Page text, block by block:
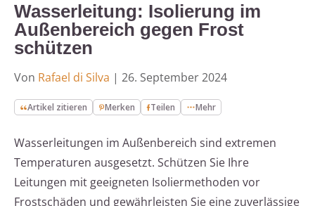
Wasserleitung: Isolierung im
Außenbereich gegen Frost
schützen
Von Rafael di Silva | 26. September 2024
Artikel zitieren Merken Teilen Mehr
Wasserleitungen im Außenbereich sind extremen
Temperaturen ausgesetzt. Schützen Sie Ihre
Leitungen mit geeigneten Isoliermethoden vor
Frostschäden und gewährleisten Sie eine zuverlässige